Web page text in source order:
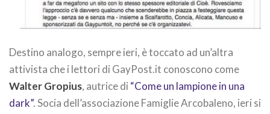
Destino analogo, sempre ieri, è toccato ad un’altra
attivista che i lettori di GayPost.it conoscono come
Walter Gropius, autrice di “Come un lampione in una
dark”. Socia dell’associazione Famiglie Arcobaleno, ieri si